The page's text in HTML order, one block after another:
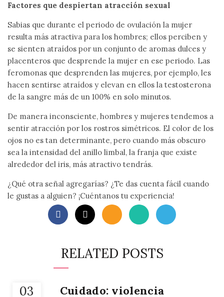
Factores que despiertan atracción sexual
Sabias que durante el periodo de ovulación la mujer
resulta más atractiva para los hombres; ellos perciben y
se sienten atraídos por un conjunto de aromas dulces y
placenteros que desprende la mujer en ese periodo. Las
feromonas que desprenden las mujeres, por ejemplo, les
hacen sentirse atraídos y elevan en ellos la testosterona
de la sangre más de un 100% en solo minutos.
De manera inconsciente, hombres y mujeres tendemos a
sentir atracción por los rostros simétricos. El color de los
ojos no es tan determinante, pero cuando más obscuro
sea la intensidad del anillo limbal, la franja que existe
alrededor del iris, más atractivo tendrás.
¿Qué otra señal agregarías? ¿Te das cuenta fácil cuando
le gustas a alguien? ¡Cuéntanos tu experiencia!
RELATED POSTS
03 Cuidado: violencia